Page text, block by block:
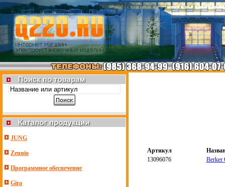
JUNG
Zennio
Программное обеспечение
Gira
Артикул
13096076
Berker